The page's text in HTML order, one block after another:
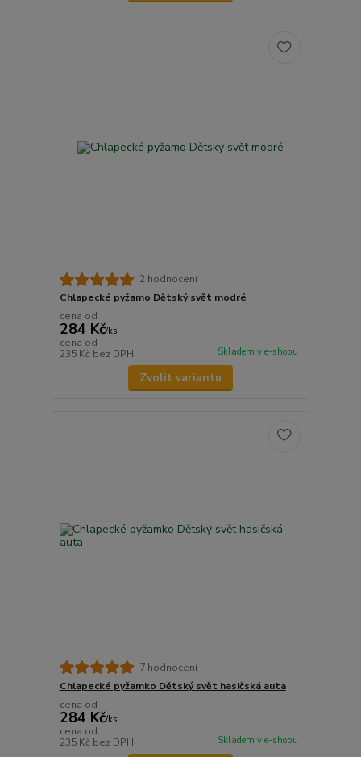
2 hodnocení
Chlapecké pyžamo Dětský svět modré
cena od
284 Kč/ks
cena od
235 Kč bez DPH Skladem v e-shopu
Zvolit variantu
7 hodnocení
Chlapecké pyžamko Dětský svět hasičská auta
cena od
284 Kč/ks
cena od
235 Kč bez DPH Skladem v e-shopu